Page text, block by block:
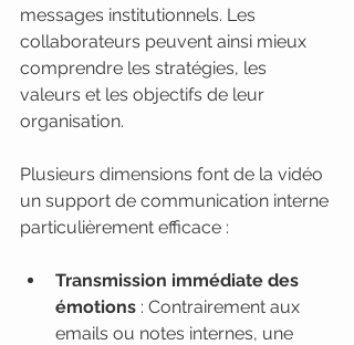
messages institutionnels. Les
collaborateurs peuvent ainsi mieux
comprendre les stratégies, les
valeurs et les objectifs de leur
organisation.
Plusieurs dimensions font de la vidéo
un support de communication interne
particulièrement efficace :
Transmission immédiate des
émotions : Contrairement aux
emails ou notes internes, une